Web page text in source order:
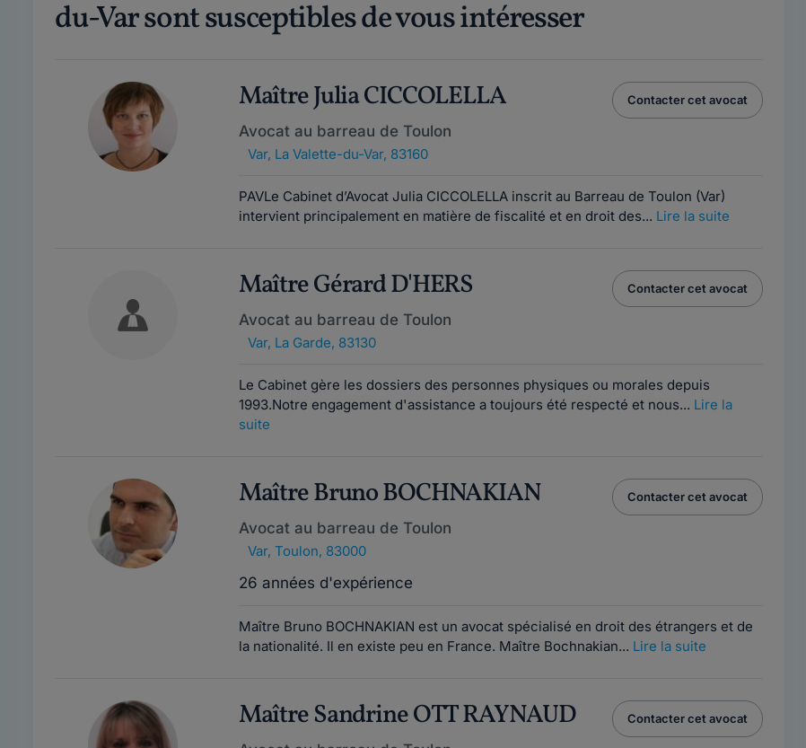
du-Var sont susceptibles de vous intéresser
Maître Julia CICCOLELLA
Avocat au barreau de Toulon
Var, La Valette-du-Var, 83160
Contacter cet avocat
PAVLe Cabinet d’Avocat Julia CICCOLELLA inscrit au Barreau de Toulon (Var)
intervient principalement en matière de fiscalité et en droit des... Lire la suite
Maître Gérard D'HERS
Avocat au barreau de Toulon
Var, La Garde, 83130
Contacter cet avocat
Le Cabinet gère les dossiers des personnes physiques ou morales depuis
1993.Notre engagement d'assistance a toujours été respecté et nous... Lire la
suite
Maître Bruno BOCHNAKIAN
Avocat au barreau de Toulon
Var, Toulon, 83000
26 années d'expérience
Contacter cet avocat
Maître Bruno BOCHNAKIAN est un avocat spécialisé en droit des étrangers et de
la nationalité. Il en existe peu en France. Maître Bochnakian... Lire la suite
Maître Sandrine OTT RAYNAUD Contacter cet avocat